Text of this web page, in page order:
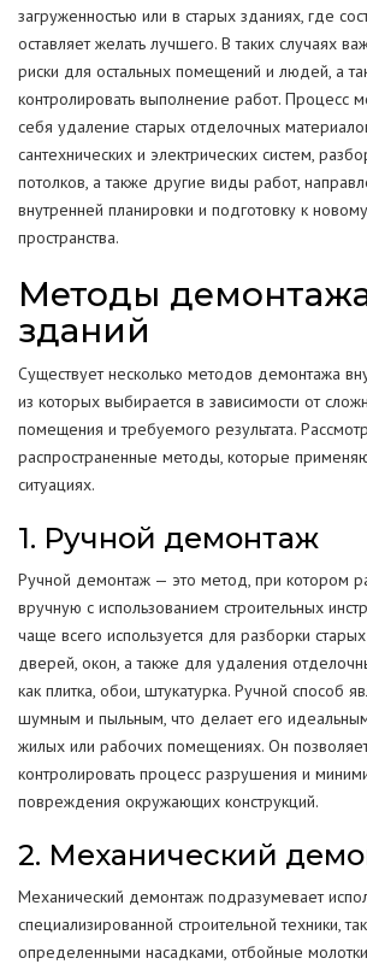
загруженностью или в старых зданиях, где
оставляет желать лучшего. В таких случаях
риски для остальных помещений и людей, а
контролировать выполнение работ. Процесс
себя удаление старых отделочных
сантехнических и электрических систем,
потолков, а также другие виды работ,
внутренней планировки и подготовку к
пространства.
Методы
зданий
Существует несколько методов демонтажа
из которых выбирается в зависимости от
помещения и требуемого результата.
распространенные методы, которые
ситуациях.
1. Ручной демонтаж
Ручной демонтаж — это метод, при котором
вручную с использованием строительных
чаще всего используется для разборки
дверей, окон, а также для удаления
как плитка, обои, штукатурка. Ручной способ
шумным и пыльным, что делает его
жилых или рабочих помещениях. Он
контролировать процесс разрушения и
повреждения окружающих конструкций.
2. Механический
Механический демонтаж подразумевает
специализированной строительной техники,
определенными насадками, отбойные